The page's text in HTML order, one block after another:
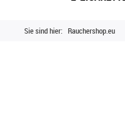
Sie sind hier: Rauchershop.eu